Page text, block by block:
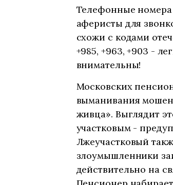
Телефонные номера
аферисты для
схожи с кодами
+985, +963, +903 -
внимательны!
Московских
выманивания
живца». Выглядит
участковым -
Лжеучастковый
злоумышленники
действительно на